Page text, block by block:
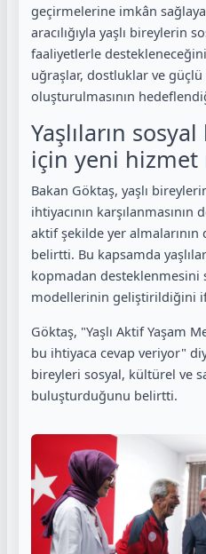
geçirmelerine imkân
aracılığıyla yaşlı bireylerin
faaliyetlerle
uğraşlar, dostluklar ve
oluşturulmasının
Yaşlıların sosyal
için yeni hizmet
Bakan Göktaş, yaşlı
ihtiyacının
aktif şekilde yer
belirtti. Bu kapsamda
kopmadan
modellerinin geliştirildiğini
Göktaş, "Yaşlı Aktif Yaşam
bu ihtiyaca cevap veriyor"
bireyleri sosyal, kültürel ve
buluşturduğunu belirtti.